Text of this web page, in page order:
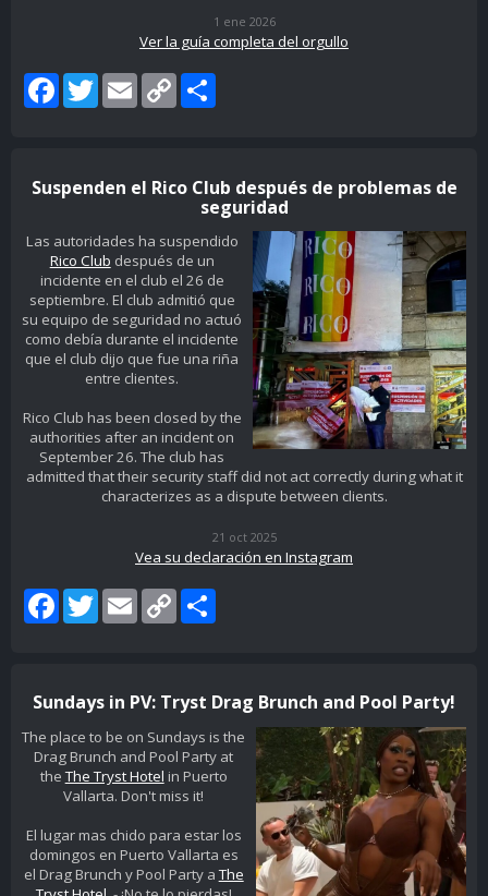
1 ene 2026
Ver la guía completa del orgullo
Facebook
Twitter Email Copy
Link
Suspenden el Rico Club después de problemas de
seguridad
Las autoridades ha suspendido
Rico Club después de un
incidente en el club el 26 de
septiembre. El club admitió que
su equipo de seguridad no actuó
como debía durante el incidente
que el club dijo que fue una riña
entre clientes.
Rico Club has been closed by the
authorities after an incident on
September 26. The club has
admitted that their security staff did not act correctly during what it
characterizes as a dispute between clients.
21 oct 2025
Vea su declaración en Instagram
FacebookTwitterEmail Copy
Link
Sundays in PV: Tryst Drag Brunch and Pool Party!
The place to be on Sundays is the
Drag Brunch and Pool Party at
theThe Tryst Hotel in Puerto
Vallarta. Don't miss it!
El lugar mas chido para estar los
domingos en Puerto Vallarta es
el Drag Brunch y Pool Party aThe